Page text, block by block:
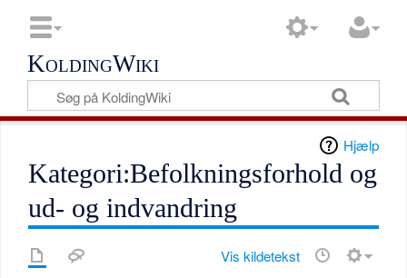
KoldingWiki
Hjælp
Kategori:Befolkningsforhold og
ud- og indvandring
Vis kildetekst